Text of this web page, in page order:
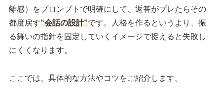
離感）をプロンプトで明確にして、返答がブレたらその
都度戻す“会話の設計”です。人格を作るというより、振
る舞いの指針を固定していくイメージで捉えると失敗し
にくくなります。
ここでは、具体的な方法やコツをご紹介します。